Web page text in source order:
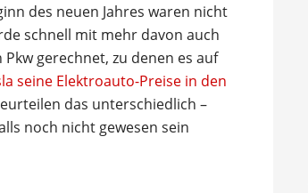
des neuen Jahres waren nicht
schnell mit mehr davon auch
gerechnet, zu denen es auf
seine Elektroauto-Preise in den
das unterschiedlich –
noch nicht gewesen sein